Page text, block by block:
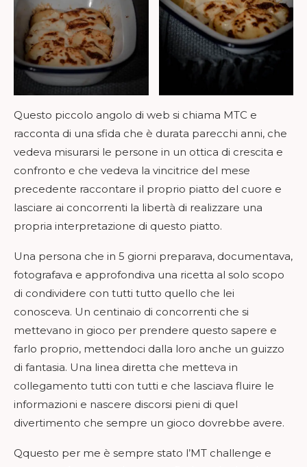
Questo piccolo angolo di web si chiama MTC e
racconta di una sfida che è durata parecchi anni, che
vedeva misurarsi le persone in un ottica di crescita e
confronto e che vedeva la vincitrice del mese
precedente raccontare il proprio piatto del cuore e
lasciare ai concorrenti la libertà di realizzare una
propria interpretazione di questo piatto.
Una persona che in 5 giorni preparava, documentava,
fotografava e approfondiva una ricetta al solo scopo
di condividere con tutti tutto quello che lei
conosceva. Un centinaio di concorrenti che si
mettevano in gioco per prendere questo sapere e
farlo proprio, mettendoci dalla loro anche un guizzo
di fantasia. Una linea diretta che metteva in
collegamento tutti con tutti e che lasciava fluire le
informazioni e nascere discorsi pieni di quel
divertimento che sempre un gioco dovrebbe avere.
Qquesto per me è sempre stato l’MT challenge e